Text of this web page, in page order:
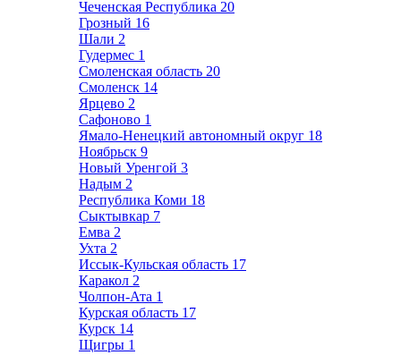
Чеченская Республика 20
Грозный 16
Шали 2
Гудермес 1
Смоленская область 20
Смоленск 14
Ярцево 2
Сафоново 1
Ямало-Ненецкий автономный округ 18
Ноябрьск 9
Новый Уренгой 3
Надым 2
Республика Коми 18
Сыктывкар 7
Емва 2
Ухта 2
Иссык-Кульская область 17
Каракол 2
Чолпон-Ата 1
Курская область 17
Курск 14
Щигры 1